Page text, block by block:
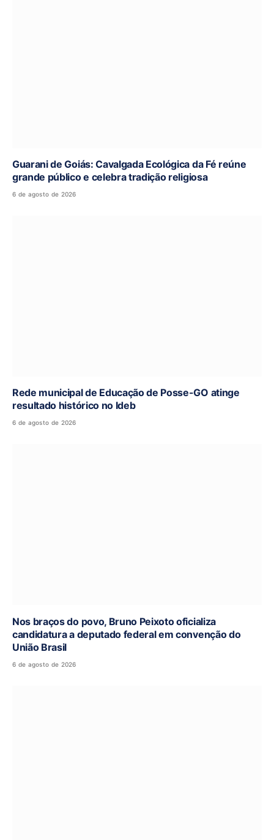
Guarani de Goiás: Cavalgada Ecológica da Fé reúne
grande público e celebra tradição religiosa
6 de agosto de 2026
Rede municipal de Educação de Posse-GO atinge
resultado histórico no Ideb
6 de agosto de 2026
Nos braços do povo, Bruno Peixoto oficializa
candidatura a deputado federal em convenção do
União Brasil
6 de agosto de 2026